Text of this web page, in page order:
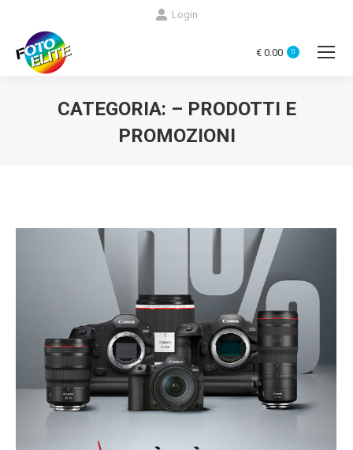
Login
€ 0.00 0
CATEGORIA: – PRODOTTI E
PROMOZIONI